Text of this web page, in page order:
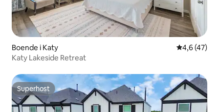
Boende i Katy 4,6 av 5 i
4,6 (47)
Katy Lakeside Retreat
Superhost
Superhost